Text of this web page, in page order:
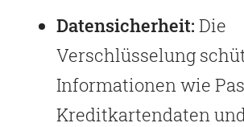
Datensicherheit: Die
Verschlüsselung
Informationen wie
Kreditkartendaten